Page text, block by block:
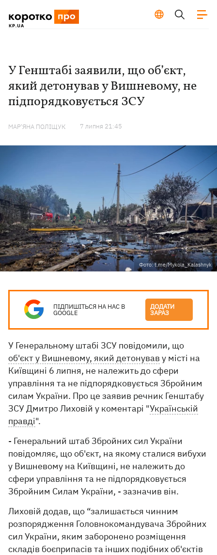
У Генштабі заявили, що об’єкт,
який детонував у Вишневому, не
підпорядковується ЗСУ
МАР'ЯНА ПОЛІЩУК 7 липня 21:45
Фото: t.me/Mykola_Kalashnyk
ПІДПИШІТЬСЯ НА НАС В
GOOGLE
ДОДАТИ
ЗАРАЗ
У Генеральному штабі ЗСУ повідомили, що
об'єкт у Вишневому, який детонував у місті на
Київщині 6 липня, не належить до сфери
управління та не підпорядковується Збройним
силам України. Про це заявив речник Генштабу
ЗСУ Дмитро Лиховій у коментарі "Українській
правді".
- Генеральний штаб Збройних сил України
повідомляє, що об'єкт, на якому сталися вибухи
у Вишневому на Київщині, не належить до
сфери управління та не підпорядковується
Збройним Силам України, - зазначив він.
Лиховій додав, що “залишається чинним
розпорядження Головнокомандувача Збройних
сил України, яким заборонено розміщення
складів боєприпасів та інших подібних об'єктів